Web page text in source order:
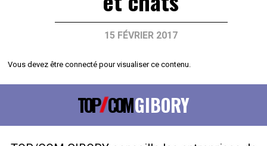
15 FÉVRIER 2017
Vous devez être connecté pour visualiser ce contenu.
TOP COMGIBORY